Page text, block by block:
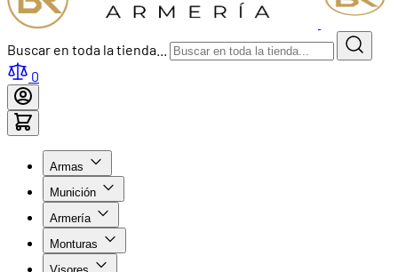
Buscar en toda la tienda...
0
Armas
Munición
Armería
Monturas